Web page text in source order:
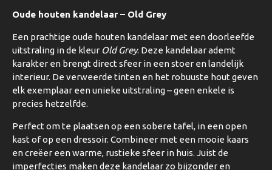
Oude houten kandelaar – Old Grey
Een prachtige oude houten kandelaar met een doorleefde
uitstraling in de kleur Old Grey. Deze kandelaar ademt
karakter en brengt direct sfeer in een stoer en landelijk
interieur. De verweerde tinten en het robuuste hout geven
elk exemplaar een unieke uitstraling – geen enkele is
precies hetzelfde.
Perfect om te plaatsen op een sobere tafel, in een open
kast of op een dressoir. Combineer met een mooie kaars
en creëer een warme, rustieke sfeer in huis. Juist de
imperfecties maken deze kandelaar zo bijzonder en